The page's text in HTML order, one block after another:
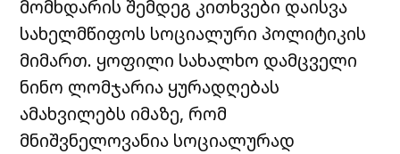
მომხდარის შემდეგ კითხვები დაისვა
სახელმწიფოს სოციალური პოლიტიკის
მიმართ. ყოფილი სახალხო დამცველი
ნინო ლომჯარია ყურადღებას
ამახვილებს იმაზე, რომ
მნიშვნელოვანია სოციალურად